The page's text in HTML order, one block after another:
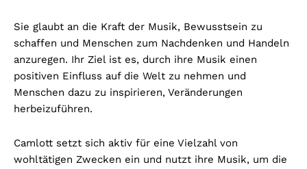
Sie glaubt an die Kraft der Musik, Bewusstsein zu
schaffen und Menschen zum Nachdenken und Handeln
anzuregen. Ihr Ziel ist es, durch ihre Musik einen
positiven Einfluss auf die Welt zu nehmen und
Menschen dazu zu inspirieren, Veränderungen
herbeizuführen.
Camlott setzt sich aktiv für eine Vielzahl von
wohltätigen Zwecken ein und nutzt ihre Musik, um die